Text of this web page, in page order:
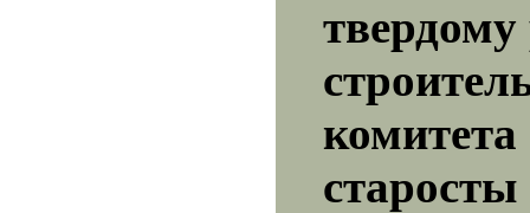
старосты